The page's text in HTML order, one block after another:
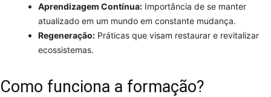
Aprendizagem Contínua: Importância de se manter
atualizado em um mundo em constante mudança.
Regeneração: Práticas que visam restaurar e revitalizar
ecossistemas.
Como funciona a formação?